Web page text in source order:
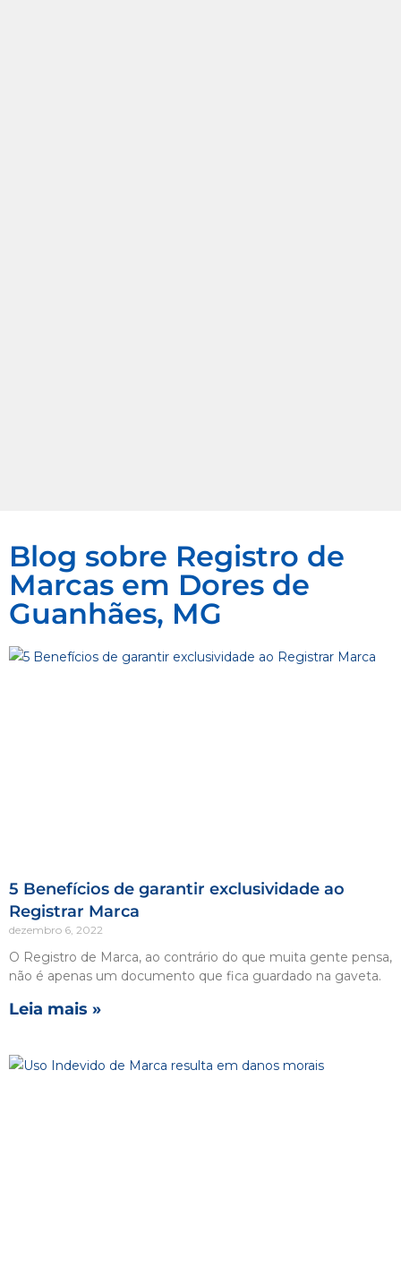
Blog sobre Registro de
Marcas em Dores de
Guanhães, MG
5 Benefícios de garantir exclusividade ao
Registrar Marca
dezembro 6, 2022
O Registro de Marca, ao contrário do que muita gente pensa,
não é apenas um documento que fica guardado na gaveta.
Leia mais »